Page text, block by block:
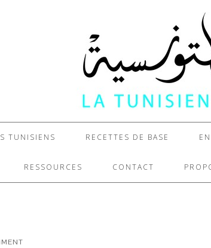
TUNISIENS RECETTES DE BASE
RESSOURCES CONTACT